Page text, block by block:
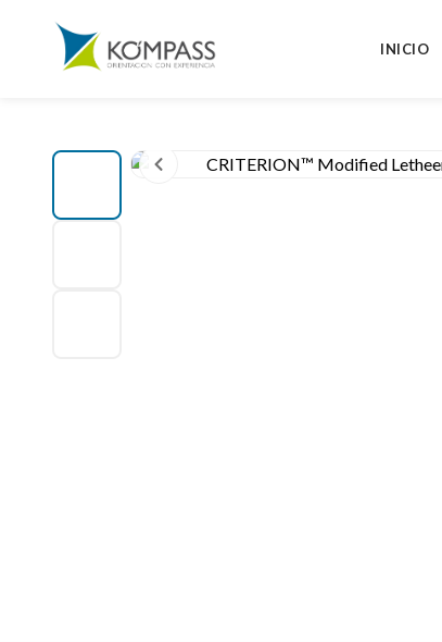
INICIO